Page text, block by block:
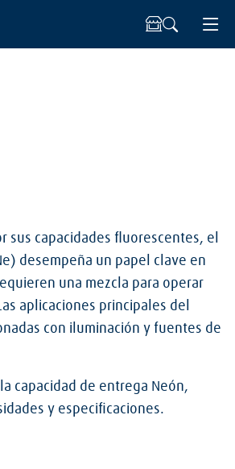
sus capacidades fluorescentes, el
desempeña un papel clave en
una mezcla para operar
aplicaciones principales del
con iluminación y fuentes de
capacidad de entrega Neón,
y especificaciones.